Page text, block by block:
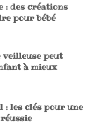
: des créations
pour bébé
veilleuse peut
à mieux
: les clés pour une